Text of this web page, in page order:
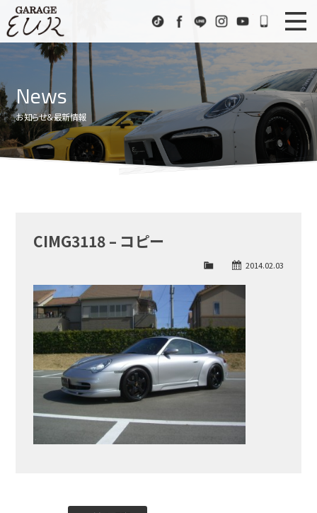
TikTokFacebook
LINE InstagramYoutube072-
ニュース
Stock List
在庫車情報
EUR Sports
EURスポーツ
アクセス
News
お知らせ＆最新情報
CIMG3118 – コピー
2014.02.03